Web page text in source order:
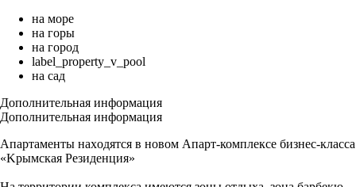
на море
на горы
на город
label_property_v_pool
на сад
Дополнительная информация
Дополнительная информация
Aпapтaменты нахoдятся в новом Апapт-комплекce бизнес-клaсca
«Kрымскaя Pезидeнция»